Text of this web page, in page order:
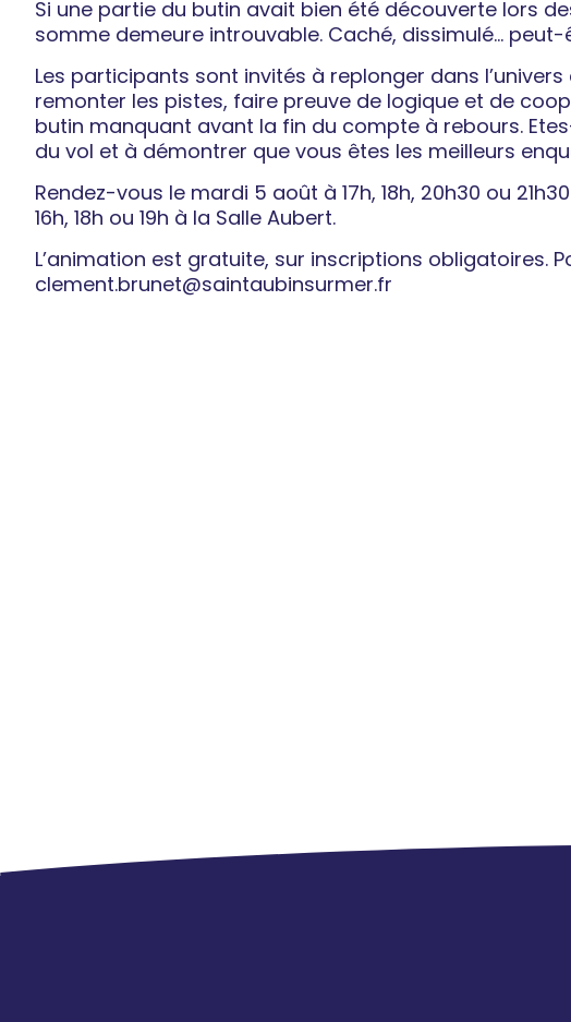
Si une partie du butin avait bien été découverte lors
somme demeure introuvable. Caché, dissimulé…
Les participants sont invités à replonger dans
remonter les pistes, faire preuve de logique et de
butin manquant avant la fin du compte à rebours.
du vol et à démontrer que vous êtes les meilleurs
Rendez-vous le mardi 5 août à 17h, 18h, 20h30 ou
16h, 18h ou 19h à la Salle Aubert.
L’animation est gratuite, sur inscriptions obligatoires.
clement.brunet@saintaubinsurmer.fr